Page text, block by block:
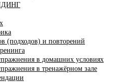
(подходов) и повторений
в домашних условиях
в тренажёрном зале